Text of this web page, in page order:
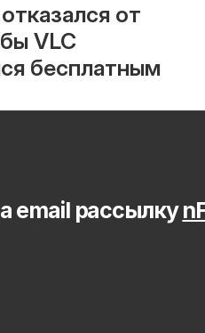
от
VLC
бесплатным
email рассылку